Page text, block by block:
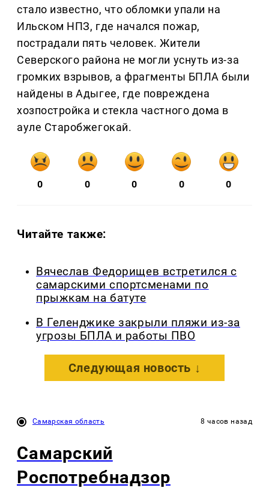
стало известно, что обломки упали на
Ильском НПЗ, где начался пожар,
пострадали пять человек. Жители
Северского района не могли уснуть из-за
громких взрывов, а фрагменты БПЛА были
найдены в Адыгее, где повреждена
хозпостройка и стекла частного дома в
ауле Старобжегокай.
0 0 0 0 0
Читайте также:
Вячеслав Федорищев встретился с
самарскими спортсменами по
прыжкам на батуте
В Геленджике закрыли пляжи из-за
угрозы БПЛА и работы ПВО
Следующая новость ↓
Самарская область 8 часов назад
Самарский
Роспотребнадзор